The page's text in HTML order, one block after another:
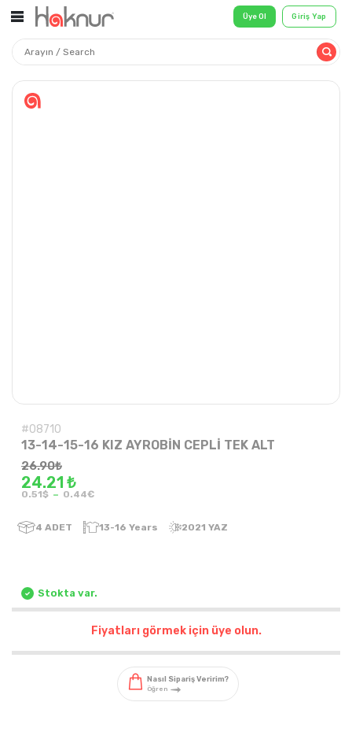
Üye Ol
#08710
13-14-15-16 KIZ AYROBİN CEPLİ TEK ALT
26.90₺
24.21 ₺
0.51$ - 0.44€
4 ADET 13-16 Years 2021 YAZ
Stokta var.
Fiyatları görmek için üye olun.